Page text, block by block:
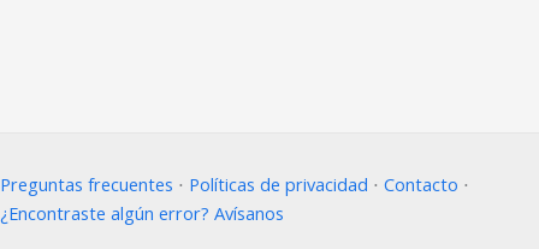
Preguntas frecuentes ⋅ Políticas de privacidad ⋅ Contacto ⋅
¿Encontraste algún error? Avísanos